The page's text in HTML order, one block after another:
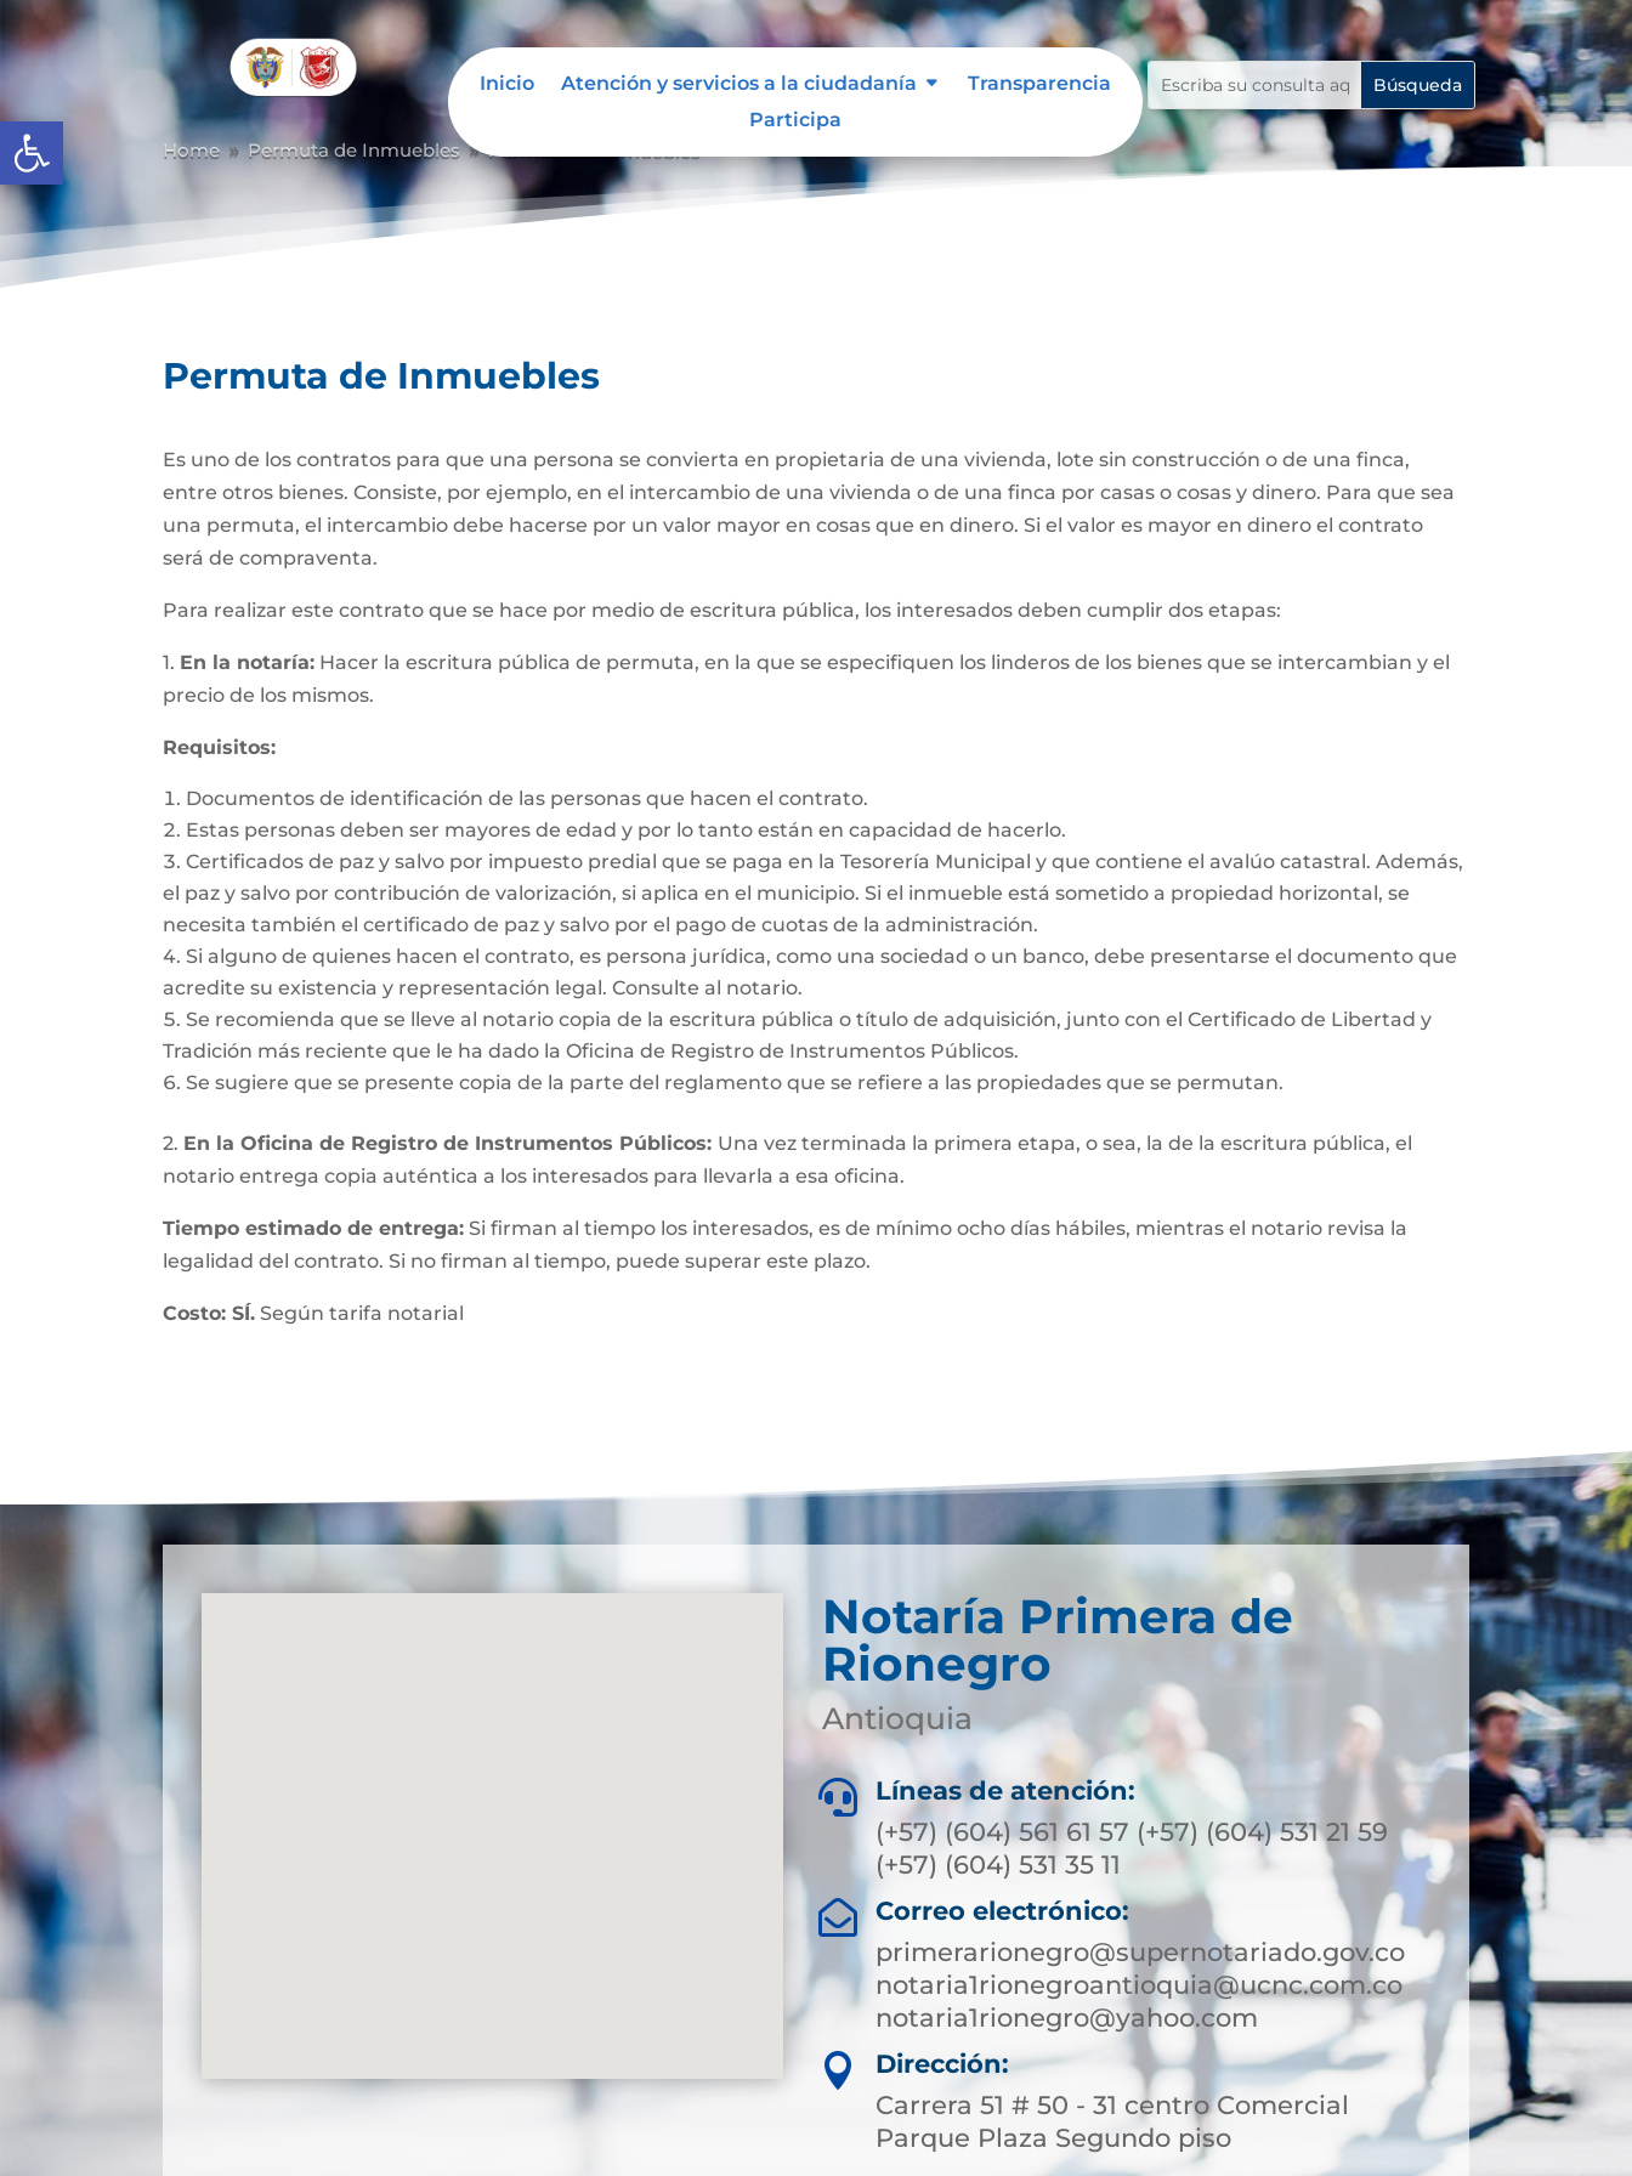
Abrir barra de herramientas
Inicio Atención y servicios a la ciudadanía
Transparencia
Participa
Home 9 Permuta de Inmuebles 9 Permuta de Inmuebles
Permuta de Inmuebles
Es uno de los contratos para que una persona se convierta en propietaria de una vivienda, lote sin construcción o de una finca,
entre otros bienes. Consiste, por ejemplo, en el intercambio de una vivienda o de una finca por casas o cosas y dinero. Para que sea
una permuta, el intercambio debe hacerse por un valor mayor en cosas que en dinero. Si el valor es mayor en dinero el contrato
será de compraventa.
Para realizar este contrato que se hace por medio de escritura pública, los interesados deben cumplir dos etapas:
1. En la notaría: Hacer la escritura pública de permuta, en la que se especifiquen los linderos de los bienes que se intercambian y el
precio de los mismos.
Requisitos:
Documentos de identificación de las personas que hacen el contrato.
Estas personas deben ser mayores de edad y por lo tanto están en capacidad de hacerlo.
Certificados de paz y salvo por impuesto predial que se paga en la Tesorería Municipal y que contiene el avalúo catastral. Además,
el paz y salvo por contribución de valorización, si aplica en el municipio. Si el inmueble está sometido a propiedad horizontal, se
necesita también el certificado de paz y salvo por el pago de cuotas de la administración.
Si alguno de quienes hacen el contrato, es persona jurídica, como una sociedad o un banco, debe presentarse el documento que
acredite su existencia y representación legal. Consulte al notario.
Se recomienda que se lleve al notario copia de la escritura pública o título de adquisición, junto con el Certificado de Libertad y
Tradición más reciente que le ha dado la Oficina de Registro de Instrumentos Públicos.
Se sugiere que se presente copia de la parte del reglamento que se refiere a las propiedades que se permutan.
2. En la Oficina de Registro de Instrumentos Públicos: Una vez terminada la primera etapa, o sea, la de la escritura pública, el
notario entrega copia auténtica a los interesados para llevarla a esa oficina.
Tiempo estimado de entrega: Si firman al tiempo los interesados, es de mínimo ocho días hábiles, mientras el notario revisa la
legalidad del contrato. Si no firman al tiempo, puede superar este plazo.
Costo: SÍ. Según tarifa notarial
Notaría Primera de
Rionegro
Antioquia

Líneas de atención:
(+57) (604) 561 61 57 (+57) (604) 531 21 59
(+57) (604) 531 35 11

Correo electrónico:
primerarionegro@supernotariado.gov.co
notaria1rionegroantioquia@ucnc.com.co
notaria1rionegro@yahoo.com

Dirección:
Carrera 51 # 50 - 31 centro Comercial
Parque Plaza Segundo piso